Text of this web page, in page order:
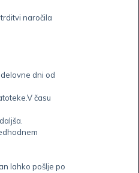
naročila
dni od
času
lahko pošlje po